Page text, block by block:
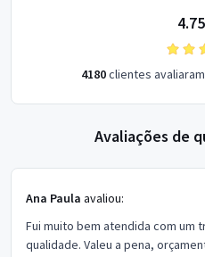
4.75
4180clientes
Avaliações de
Ana Paula avaliou:
Fui muito bem atendida com um
qualidade. Valeu a pena,